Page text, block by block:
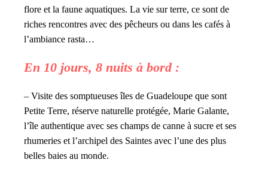
flore et la faune aquatiques. La vie sur terre, ce sont de
riches rencontres avec des pêcheurs ou dans les cafés à
l’ambiance rasta…
En 10 jours, 8 nuits à bord :
– Visite des somptueuses îles de Guadeloupe que sont
Petite Terre, réserve naturelle protégée, Marie Galante,
l’île authentique avec ses champs de canne à sucre et ses
rhumeries et l’archipel des Saintes avec l’une des plus
belles baies au monde.